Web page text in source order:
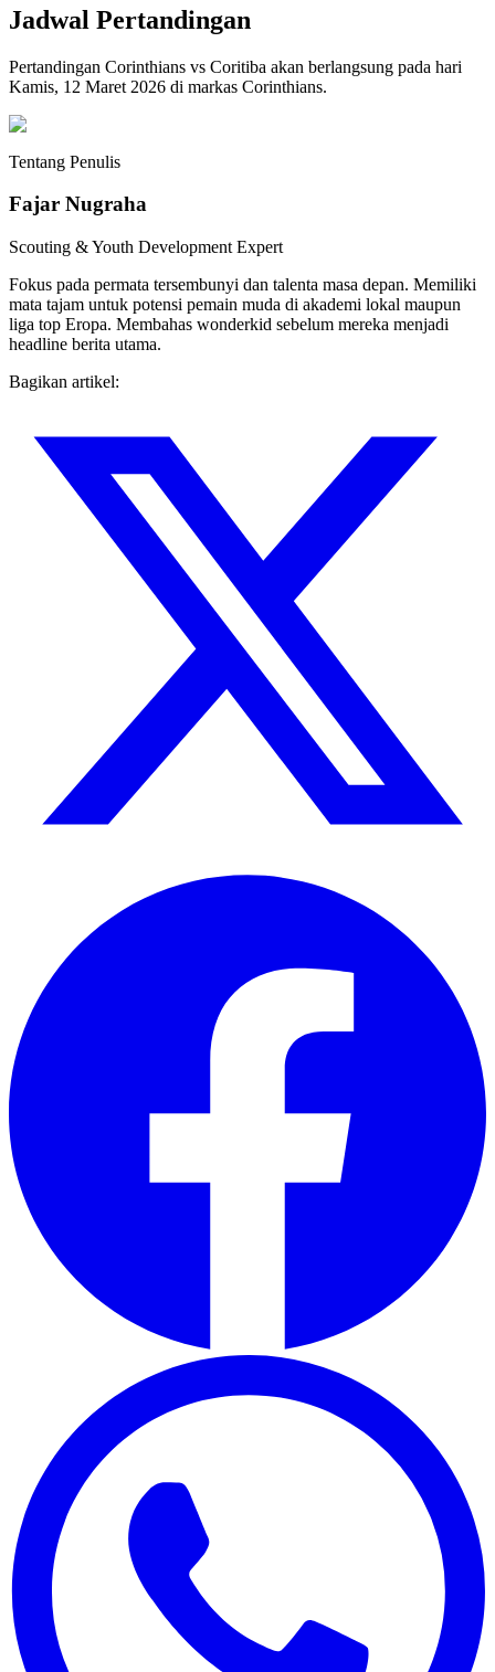
Jadwal Pertandingan
Pertandingan Corinthians vs Coritiba akan berlangsung pada hari
Kamis, 12 Maret 2026 di markas Corinthians.
Tentang Penulis
Fajar Nugraha
Scouting & Youth Development Expert
Fokus pada permata tersembunyi dan talenta masa depan. Memiliki
mata tajam untuk potensi pemain muda di akademi lokal maupun
liga top Eropa. Membahas wonderkid sebelum mereka menjadi
headline berita utama.
Bagikan artikel: